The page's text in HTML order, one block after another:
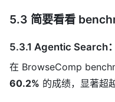
5.3 简要看看
5.3.1 Agentic Search
在 BrowseComp
60.2% 的成绩，显著超